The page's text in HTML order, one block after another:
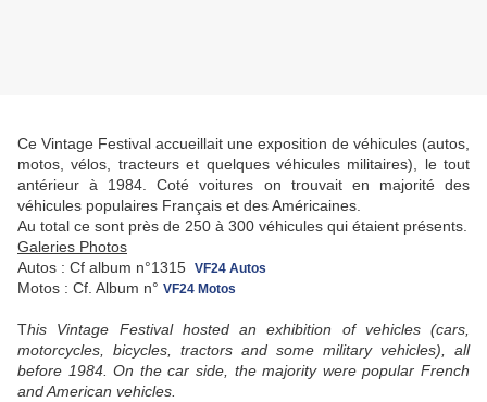
Ce Vintage Festival accueillait une exposition de véhicules (autos,
motos, vélos, tracteurs et quelques véhicules militaires), le tout
antérieur à 1984. Coté voitures on trouvait en majorité des
véhicules populaires Français et des Américaines.
Au total ce sont près de 250 à 300 véhicules qui étaient présents.
Galeries Photos
Autos : Cf album n°1315 VF24 Autos
Motos : Cf. Album n° VF24 Motos
This Vintage Festival hosted an exhibition of vehicles (cars,
motorcycles, bicycles, tractors and some military vehicles), all
before 1984. On the car side, the majority were popular French
and American vehicles.